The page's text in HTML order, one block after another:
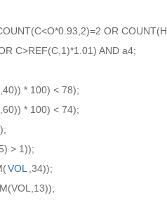
OR
C>REF(C,1)*1.01) AND a4;
* 100) < 78);
* 100) < 74);
> 1));
VOL
,34));